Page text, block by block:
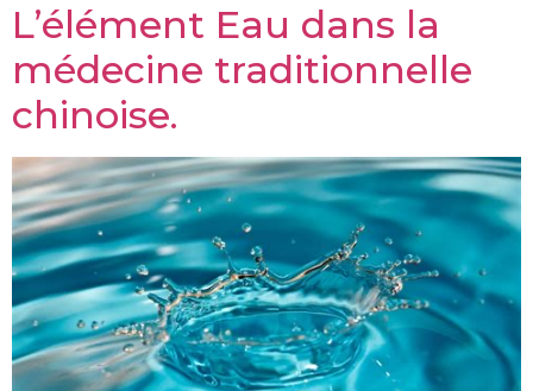
L’élément Eau dans la
médecine traditionnelle
chinoise.